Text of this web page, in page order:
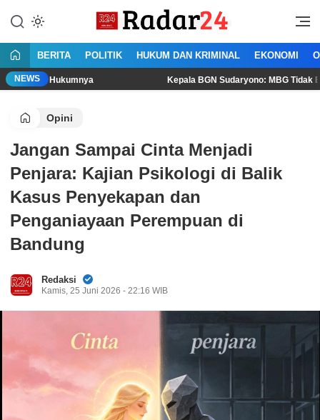
konten
Radar24.co.id
Jujur Lantang Bersuara
BERITA POLITIK HUKUM DAN KRIMINAL EKONOMI
NEWS Kepala BGN Sudaryono: MBG Tidak Boleh
Opini
Jangan Sampai Cinta Menjadi
Penjara: Kajian Psikologi di Balik
Kasus Penyekapan dan
Penganiayaan Perempuan di
Bandung
Redaksi
Kamis, 25 Juni 2026 - 22:16 WIB